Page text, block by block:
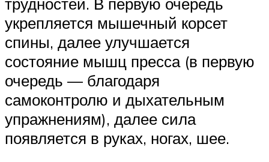
укрепляется мышечный корсет
спины, далее улучшается
состояние мышц пресса (в первую
очередь — благодаря
самоконтролю и дыхательным
упражнениям), далее сила
появляется в руках, ногах, шее.